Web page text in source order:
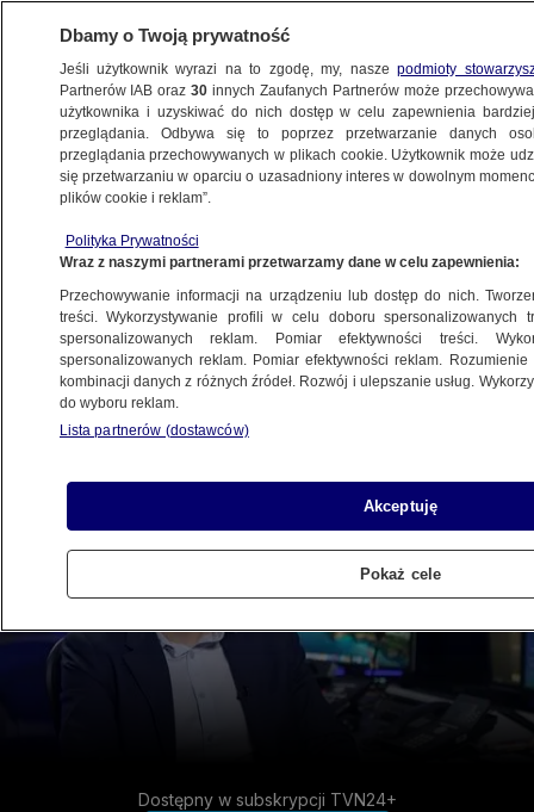
Dostępny w subskrypcji TVN24+
Dbamy o Twoją prywatność
Jeśli użytkownik wyrazi na to zgodę, my, naszepodmioty
Partnerów IAB oraz30 innych Zaufanych Partnerów może
użytkownika i uzyskiwać do nich dostęp w celu zapewnienia
przeglądania. Odbywa się to poprzez przetwarzanie danych
przeglądania przechowywanych w plikach cookie. Użytkownik może
się przetwarzaniu w oparciu o uzasadniony interes w dowolnym
plików cookie i reklam”.
Polityka Prywatności
Wraz z naszymi partnerami przetwarzamy dane w celu zapewnienia:
Przechowywanie informacji na urządzeniu lub dostęp do nich.
treści. Wykorzystywanie profili w celu doboru spersonalizowanych
spersonalizowanych reklam. Pomiar efektywności treści.
spersonalizowanych reklam. Pomiar efektywności reklam.
kombinacji danych z różnych źródeł. Rozwój i ulepszanie usług.
do wyboru reklam.
Lista partnerów (dostawców)
Akceptuję
Pokaż cele